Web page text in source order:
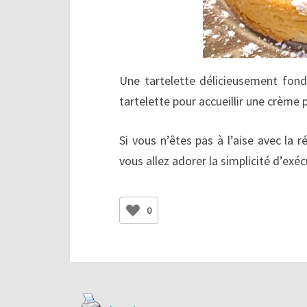
Une tartelette délicieusement
tartelette pour accueillir une crème
Si vous n’êtes pas à l’aise avec
vous allez adorer la simplicité
0